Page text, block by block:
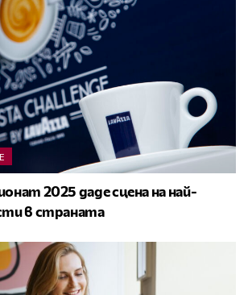
2025 даде сцена на най-
в страната